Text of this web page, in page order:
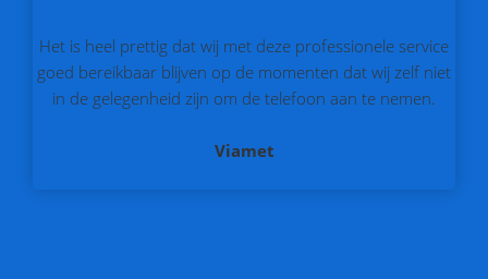
Het is heel prettig dat wij met deze professionele service
goed bereikbaar blijven op de momenten dat wij zelf niet
in de gelegenheid zijn om de telefoon aan te nemen.
Viamet